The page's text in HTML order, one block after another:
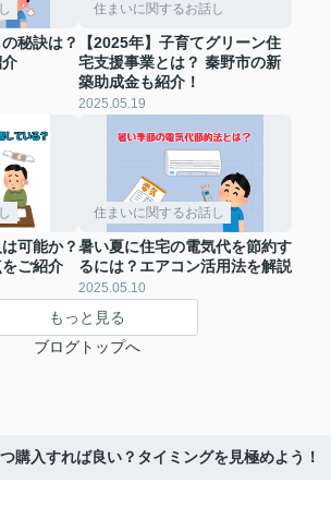
秘訣は？
住まいに関するお話し
【2025年】子育てグリーン住
宅支援事業とは？ 秦野市の新
築助成金も紹介！
2025.05.19
可能か？
ご紹介
住まいに関するお話し
暑い夏に住宅の電気代を節約す
るには？エアコン活用法を解説
2025.05.10
もっと見る
ブログトップへ
購入すれば良い？タイミングを見極めよう！